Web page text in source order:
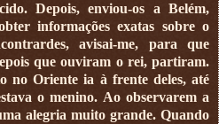
Depois, enviou-os a Belém,
informações exatas sobre o
avisai-me, para que
que ouviram o rei, partiram.
no Oriente ia à frente deles, até
o menino. Ao observarem a
alegria muito grande. Quando